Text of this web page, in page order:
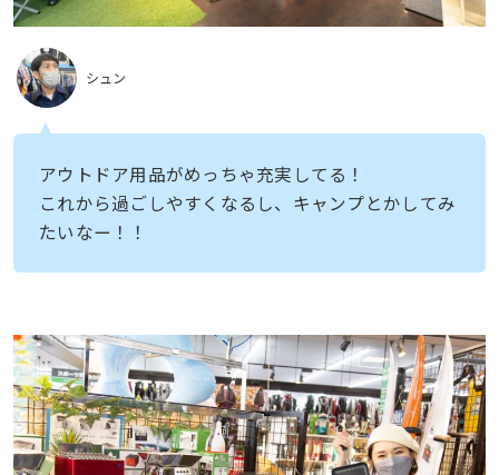
シュン
アウトドア用品がめっちゃ充実してる！
これから過ごしやすくなるし、キャンプとかしてみ
たいなー！！